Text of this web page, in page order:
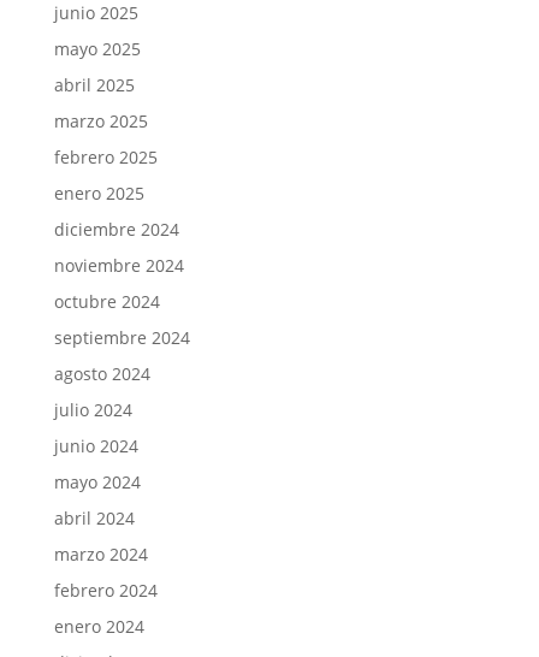
junio 2025
mayo 2025
abril 2025
marzo 2025
febrero 2025
enero 2025
diciembre 2024
noviembre 2024
octubre 2024
septiembre 2024
agosto 2024
julio 2024
junio 2024
mayo 2024
abril 2024
marzo 2024
febrero 2024
enero 2024